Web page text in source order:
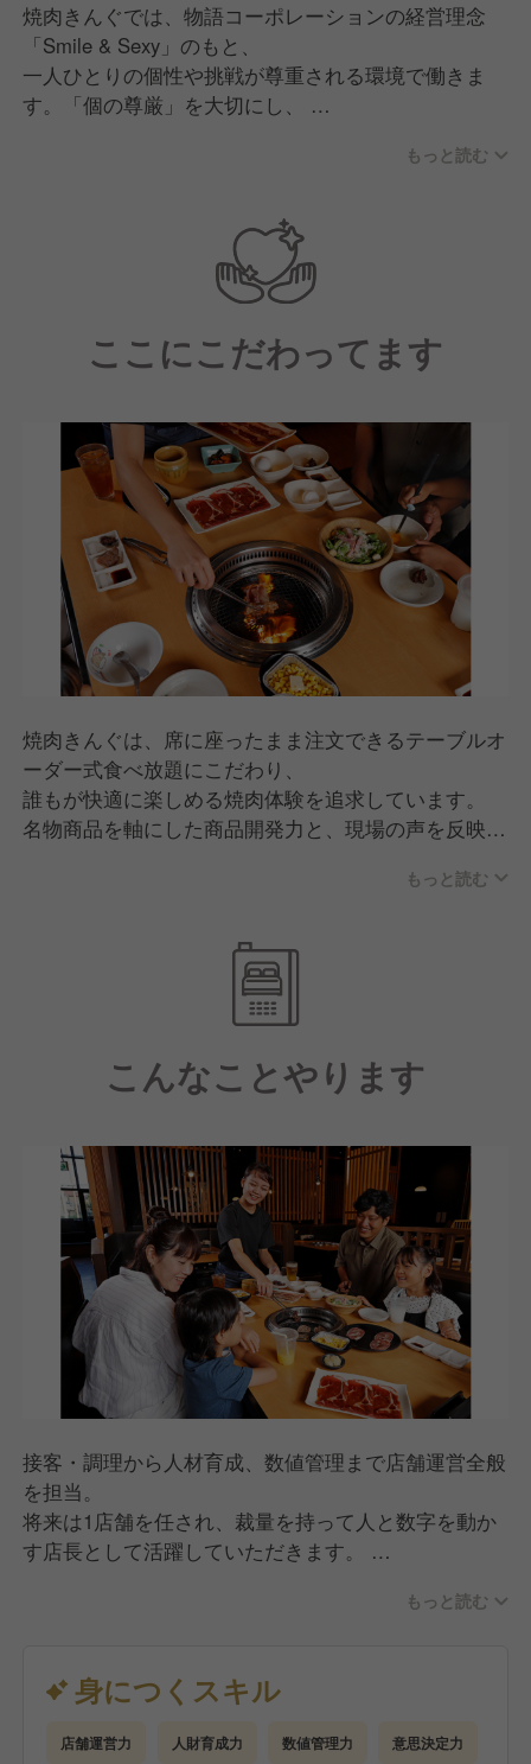
焼肉きんぐでは、物語コーポレーションの経営理念
「Smile & Sexy」のもと、
一人ひとりの個性や挑戦が尊重される環境で働きま
す。「個の尊厳」を大切にし、
多様な仲間と共により良い店舗づくりを追求する職場
もっと読む
ここにこだわってます
焼肉きんぐは、席に座ったまま注文できるテーブルオ
ーダー式食べ放題にこだわり、
誰もが快適に楽しめる焼肉体験を追求しています。
名物商品を軸にした商品開発力と、現場の声を反映す
品質・価格・サービスのバランスが高く評価され、
もっと読む
こんなことやります
接客・調理から人材育成、数値管理まで店舗運営全般
を担当。
将来は1店舗を任され、裁量を持って人と数字を動か
す店長として活躍していただきます。
ホール・キッチン業務（接客・調理・オペレーション
アルバイト・社員の育成、チームづくり
シフト作成、人員配置、人件費コントロール
売上・原価・利益など数値管理
発注・在庫・衛生・品質管理
もっと読む
身につくスキル
店舗運営力 人財育成力 数値管理力 意思決定力